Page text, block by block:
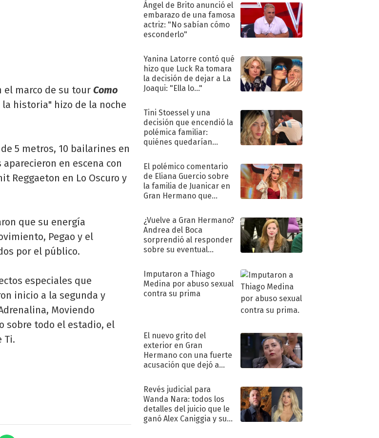
el marco de su tour Como
la historia" hizo de la noche
5 metros, 10 bailarines en
en escena con
Reggaeton en Lo Oscuro y
que su energía
Pegao y el
por el público.
especiales que
inicio a la segunda y
Moviendo
sobre todo el estadio, el
Ti.
Ángel de Brito anunció el
embarazo de una famosa
actriz: "No sabían cómo
esconderlo"
Yanina Latorre contó qué
hizo que Luck Ra tomara
la decisión de dejar a La
Joaqui: "Ella lo..."
Tini Stoessel y una
decisión que encendió la
polémica familiar:
quiénes quedarían
El polémico comentario
de Eliana Guercio sobre
la familia de Juanicar en
Gran Hermano que
¿Vuelve a Gran Hermano?
Andrea del Boca
sorprendió al responder
sobre su eventual
Imputaron a Thiago
Medina por abuso sexual
contra su prima
El nuevo grito del
exterior en Gran
Hermano con una fuerte
acusación que dejó a
"Traidora"
Revés judicial para
Wanda Nara: todos los
detalles del juicio que le
ganó Alex Caniggia y sus